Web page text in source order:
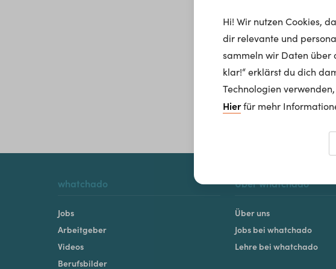
whatchado
Jobs
Arbeitgeber
Videos
Berufsbilder
Über whatchado
Über uns
Jobs bei whatchado
Lehre bei whatchado
Hi! Wir nutzen Cookies,
dir relevante und
sammeln wir Daten über
klar!“ erklärst du dich
Technologien
Hierfür mehr